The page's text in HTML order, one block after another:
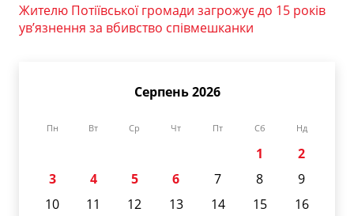
Жителю Потіївської громади загрожує до 15 років
ув’язнення за вбивство співмешканки
Серпень 2026
Пн Вт Ср Чт Пт Сб Нд
1
2
3
4 5 6 7 8
9
10
11 12 13 14 15
16